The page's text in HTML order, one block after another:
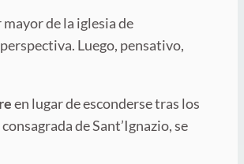
de la iglesia de
Luego, pensativo,
en lugar de esconderse tras los
de Sant’Ignazio, se